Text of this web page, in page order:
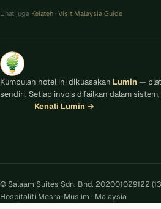
Lihat juga Kelateh · Visit Malaysia Guide
Kumpulan hotel ini dikuasakan Lumin —
sendiri. Setiap invois difailkan dalam
Kenali Lumin →
© Salaam Suites Sdn. Bhd. 202001029122
Hospitaliti Mesra-Muslim · Malaysia